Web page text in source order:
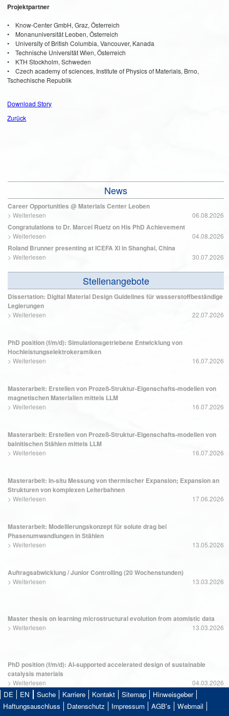
Projektpartner
• Know-Center GmbH, Graz, Österreich
• Monanuniversität Leoben, Österreich
• University of British Columbia, Vancouver, Kanada
• Technische Universität Wien, Österreich
• KTH Stockholm, Schweden
• Czech academy of sciences, Institute of Physics of Materials, Brno,
Tschechische Republik
Download Story
Zurück
News
Career Opportunities @ Materials Center Leoben
> Weiterlesen 06.08.2026
Congratulations to Dr. Marcel Ruetz on His PhD Achievement
> Weiterlesen 04.08.2026
Roland Brunner presenting at ICEFA XI in Shanghai, China
> Weiterlesen 30.07.2026
Stellenangebote
Dissertation: Digital Material Design Guidelines für wasserstoffbeständige
Legierungen
> Weiterlesen 22.07.2026
PhD position (f/m/d): Simulationsgetriebene Entwicklung von
Hochleistungselektrokeramiken
> Weiterlesen 16.07.2026
Masterarbeit: Erstellen von Prozeß-Struktur-Eigenschafts-modellen von
magnetischen Materialien mittels LLM
> Weiterlesen 16.07.2026
Masterarbeit: Erstellen von Prozeß-Struktur-Eigenschafts-modellen von
bainitischen Stählen mittels LLM
> Weiterlesen 16.07.2026
Masterarbeit: In-situ Messung von thermischer Expansion; Expansion an
Strukturen von komplexen Leiterbahnen
> Weiterlesen 17.06.2026
Masterarbeit: Modellierungskonzept für solute drag bei
Phasenumwandlungen in Stählen
> Weiterlesen 13.05.2026
Auftragsabwicklung / Junior Controlling (20 Wochenstunden)
> Weiterlesen 13.03.2026
Master thesis on learning microstructural evolution from atomistic data
> Weiterlesen 13.03.2026
PhD position (f/m/d): AI-supported accelerated design of sustainable
catalysis materials
> Weiterlesen 04.03.2026
DE EN Suche Karriere Kontakt Sitemap
Hinweisgeber
Haftungsauschluss
Datenschutz Impressum AGB's Webmail